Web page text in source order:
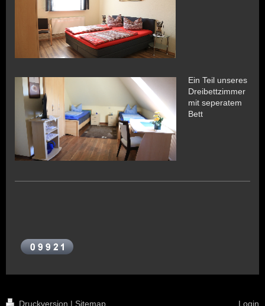
Ein Teil unseres
Dreibettzimmer
mit seperatem
Bett
Druckversion | Sitemap Login